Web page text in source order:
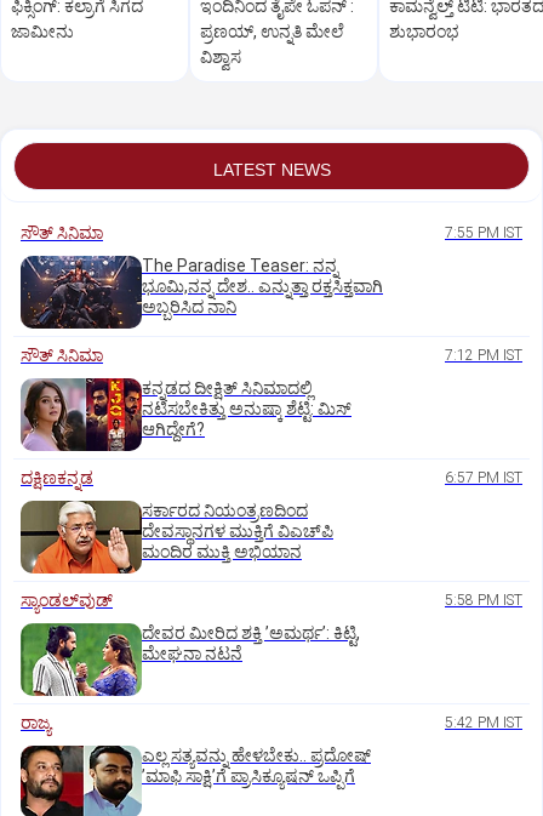
ಫಿಕ್ಸಿಂಗ್‌: ಕಲ್ರಾಗೆ ಸಿಗದ
ಜಾಮೀನು
ಇಂದಿನಿಂದ ತೈಪೇ ಓಪನ್‌ :
ಪ್ರಣಯ್‌, ಉನ್ನತಿ ಮೇಲೆ
ವಿಶ್ವಾಸ
ಕಾಮನ್ವೆಲ್ತ್‌ ಟಿಟಿ: ಭಾರತದ
ಶುಭಾರಂಭ
LATEST NEWS
ಸೌತ್‌ ಸಿನಿಮಾ 7:55 PM IST
The Paradise Teaser: ನನ್ನ
ಭೂಮಿ,ನನ್ನ ದೇಶ.. ಎನ್ನುತ್ತಾ ರಕ್ತಸಿಕ್ತವಾಗಿ
ಅಬ್ಬರಿಸಿದ ನಾನಿ
ಸೌತ್‌ ಸಿನಿಮಾ 7:12 PM IST
ಕನ್ನಡದ ದೀಕ್ಷಿತ್‌ ಸಿನಿಮಾದಲ್ಲಿ
ನಟಿಸಬೇಕಿತ್ತು ಅನುಷ್ಕಾ ಶೆಟ್ಟಿ: ಮಿಸ್‌
ಆಗಿದ್ದೇಗೆ?
ದಕ್ಷಿಣಕನ್ನಡ 6:57 PM IST
ಸರ್ಕಾರದ ನಿಯಂತ್ರಣದಿಂದ
ದೇವಸ್ಥಾನಗಳ ಮುಕ್ತಿಗೆ ವಿಎಚ್‌ಪಿ
ಮಂದಿರ ಮುಕ್ತಿ ಅಭಿಯಾನ
ಸ್ಯಾಂಡಲ್‌ವುಡ್‌ 5:58 PM IST
ದೇವರ ಮೀರಿದ ಶಕ್ತಿ ʼಅಮರ್ಥʼ: ಕಿಟ್ಟಿ,
ಮೇಘನಾ ನಟನೆ
ರಾಜ್ಯ 5:42 PM IST
ಎಲ್ಲ ಸತ್ಯವನ್ನು ಹೇಳಬೇಕು.. ಪ್ರದೋಷ್‌
ʼಮಾಫಿ ಸಾಕ್ಷಿʼಗೆ ಪ್ರಾಸಿಕ್ಯೂಷನ್ ಒಪ್ಪಿಗೆ